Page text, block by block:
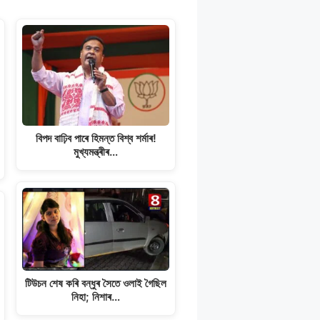
বিপদ বাঢ়িব পাৰে হিমন্ত বিশ্ব শৰ্মাৰ!
মুখ্যমন্ত্ৰীৰ…
টিউচন শেষ কৰি বন্ধুৰ সৈতে ওলাই গৈছিল
নিহা; নিশাৰ…